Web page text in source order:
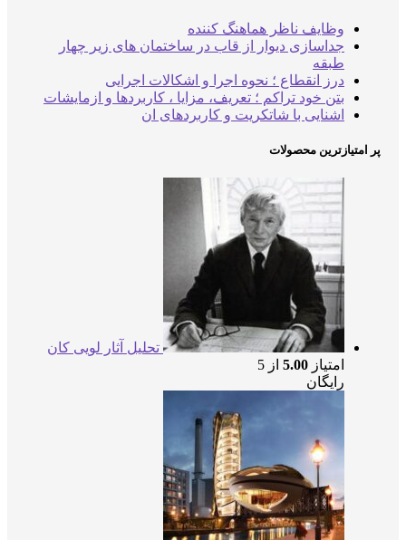
وظایف ناظر هماهنگ کننده
جداسازی دیوار از قاب در ساختمان های زیر چهار
طبقه
درز انقطاع ؛ نحوه اجرا و اشکالات اجرایی
بتن خود تراکم ؛ تعریف، مزایا ، کاربردها و ازمایشات
اشنایی با شاتکریت و کاربردهای ان
امتیازترین محصولات
تحلیل آثار لویی کان
امتیاز5.00 از 5
رایگان